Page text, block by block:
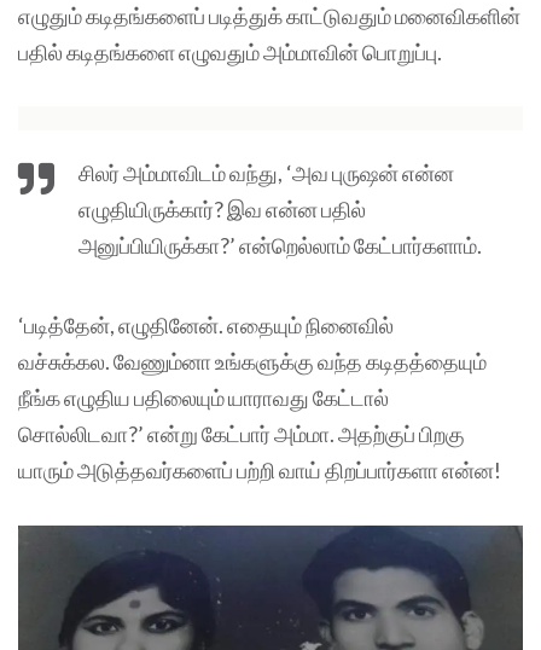
எழுதும் கடிதங்களைப் படித்துக் காட்டுவதும் மனைவிகளின்
பதில் கடிதங்களை எழுவதும் அம்மாவின் பொறுப்பு.
சிலர் அம்மாவிடம் வந்து, ‘அவ புருஷன் என்ன
எழுதியிருக்கார்? இவ என்ன பதில்
அனுப்பியிருக்கா?’ என்றெல்லாம் கேட்பார்களாம்.
‘படித்தேன், எழுதினேன். எதையும் நினைவில்
வச்சுக்கல. வேணும்னா உங்களுக்கு வந்த கடிதத்தையும்
நீங்க எழுதிய பதிலையும் யாராவது கேட்டால்
சொல்லிடவா?’ என்று கேட்பார் அம்மா. அதற்குப் பிறகு
யாரும் அடுத்தவர்களைப் பற்றி வாய் திறப்பார்களா என்ன!